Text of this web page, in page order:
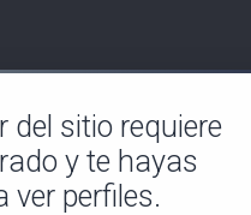
del sitio requiere
y te hayas
ver perfiles.